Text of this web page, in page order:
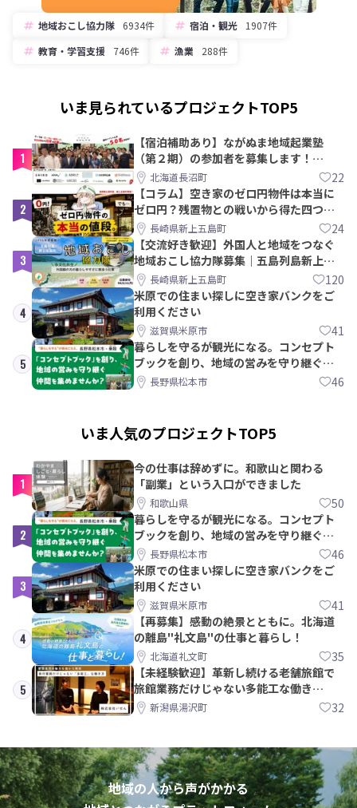
地域おこし協力隊 6934件 宿泊・観光
1907件
教育・学習支援
746件 漁業 288件
いま見られているプロジェクトTOP5
1
【宿泊補助あり】ながぬま地域起業塾
（第２期）の参加者を募集します！
【8/21〆】
北海道長沼町 22
2
【コラム】空き家のゼロ円物件は本当に
ゼロ円？残置物との戦いから得た四つの
教訓｜新上五島町
長崎県新上五島町 24
3
【交流好き歓迎】外国人と地域をつなぐ
地域おこし協力隊募集｜五島列島新上五
島町長崎県新上五島町 120
4
米原での住まい探しに空き家バンクをご
利用ください
滋賀県米原市 41
5
暮らしを守るが観光になる。コンセプト
ブックを創り、地域の営みを守り継ぐ仲
間を集めませんか？
長野県松本市 46
いま人気のプロジェクトTOP5
1
今の仕事は辞めずに。和歌山と関わる
「副業」という入口ができました
和歌山県 50
2
暮らしを守るが観光になる。コンセプト
ブックを創り、地域の営みを守り継ぐ仲
間を集めませんか？
長野県松本市 46
3
米原での住まい探しに空き家バンクをご
利用ください
滋賀県米原市 41
4
【再募集】感動の絶景とともに。北海道
の離島"礼文島"の仕事と暮らし！
北海道礼文町 35
5
【未経験歓迎】革新し続ける老舗旅館で
旅館業務だけじゃない多能工な働き
方。 株式会社いせん
新潟県湯沢町 32
地域の人から声がかかる